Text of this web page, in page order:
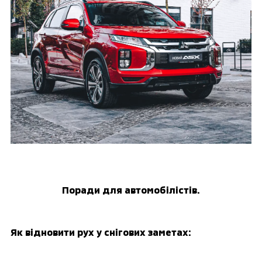
Поради для автомобілістів.
Як відновити рух у снігових заметах: